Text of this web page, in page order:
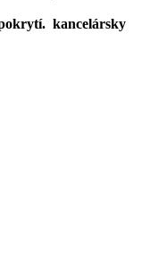
kancelársky